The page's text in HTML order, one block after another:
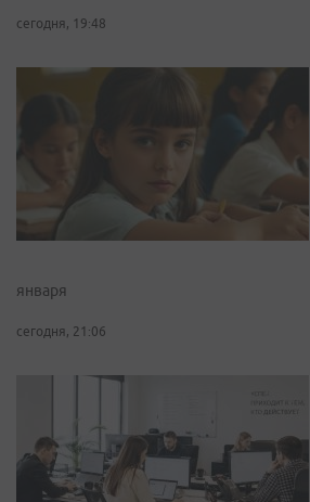
сегодня, 19:48
января
сегодня, 21:06